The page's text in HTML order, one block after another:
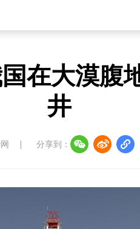
在大漠腹
井
分享到：